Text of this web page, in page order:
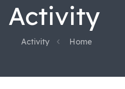
Activity
Home
Activity